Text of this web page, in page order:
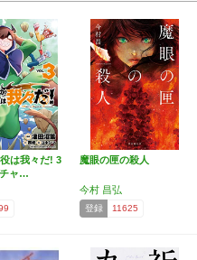
は我々だ! 3
ャ…
魔眼の匣の殺人
今村 昌弘
登録 11625